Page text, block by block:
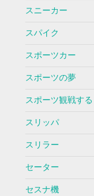
スニーカー
スパイク
スポーツカー
スポーツの夢
スポーツ観戦する
スリッパ
スリラー
セーター
セスナ機